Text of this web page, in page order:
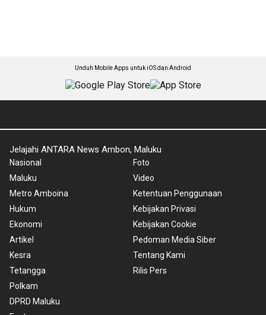
Unduh Mobile Apps untuk iOS dan Android
Jelajahi ANTARA News Ambon, Maluku
Nasional
Maluku
Metro Amboina
Hukum
Ekonomi
Artikel
Kesra
Tetangga
Polkam
DPRD Maluku
Foto
Video
Ketentuan Penggunaan
Kebijakan Privasi
Kebijakan Cookie
Pedoman Media Siber
Tentang Kami
Rilis Pers